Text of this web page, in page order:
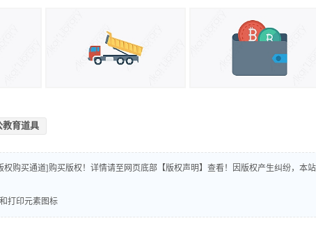
教育道具
购买通道]购买版权！详情请至网页底部【版权声明】查看！因版权产生纠纷，本站
打印元素图标